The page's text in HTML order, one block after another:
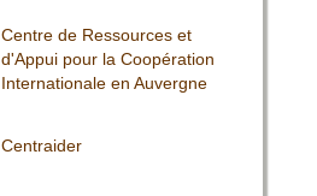
Centre de Ressources et
d'Appui pour la Coopération
Internationale en Auvergne
Centraider